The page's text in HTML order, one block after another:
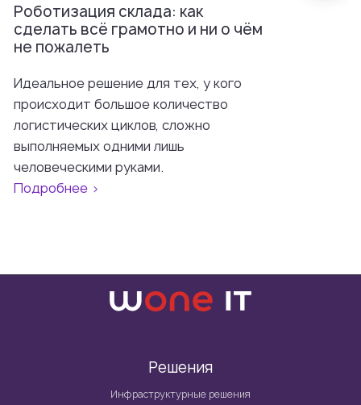
Роботизация склада: как
сделать всё грамотно и ни о чём
не пожалеть
Идеальное решение для тех, у кого
происходит большое количество
логистических циклов, сложно
выполняемых одними лишь
человеческими руками.
Подробнее >
Решения
Инфраструктурные решения